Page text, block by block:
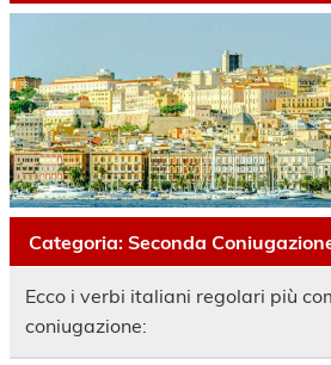
Categoria: Seconda
Ecco i verbi italiani regolari più
coniugazione: